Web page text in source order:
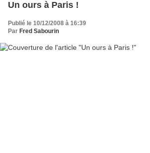
Un ours à Paris !
Publié le 10/12/2008 à 16:39
Par Fred Sabourin